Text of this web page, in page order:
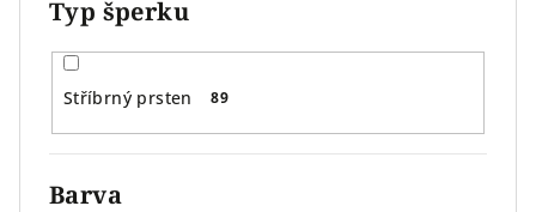
Typ šperku
Stříbrný prsten 89
Barva